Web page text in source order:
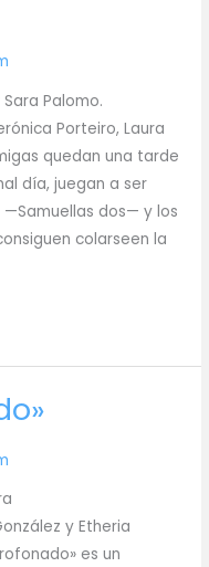
Palomo.
Porteiro, Laura
quedan una tarde
día, juegan a ser
dos— y los
colarseen la
y Etheria
es un